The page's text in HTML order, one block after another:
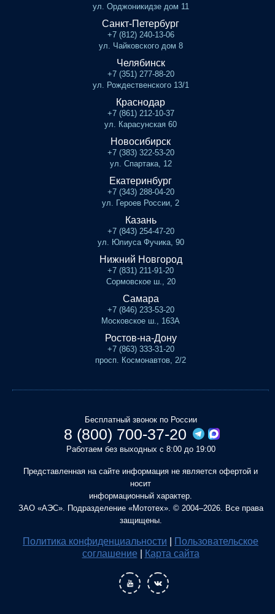
ул. Орджоникидзе дом 11
Санкт-Петербург
+7 (812) 240-13-06
ул. Чайковского дом 8
Челябинск
+7 (351) 277-88-20
ул. Рождественского 13/1
Краснодар
+7 (861) 212-10-37
ул. Карасунская 60
Новосибирск
+7 (383) 322-53-20
ул. Спартака, 12
Екатеринбург
+7 (343) 288-04-20
ул. Героев России, 2
Казань
+7 (843) 254-47-20
ул. Юлиуса Фучика, 90
Нижний Новгород
+7 (831) 211-91-20
Сормовское ш., 20
Самара
+7 (846) 233-53-20
Московское ш., 163А
Ростов-на-Дону
+7 (863) 333-31-20
просп. Космонавтов, 2/2
Бесплатный звонок по России
8 (800) 700-37-20
Работаем без выходных с 8:00 до 19:00
Представленная на сайте информация не является офертой и
носит
информационный характер.
ЗАО «АЭС». Подразделение «Мототех». © 2004–2026. Все права
защищены.
Политика конфиденциальности
Пользовательское
соглашение
Карта сайта